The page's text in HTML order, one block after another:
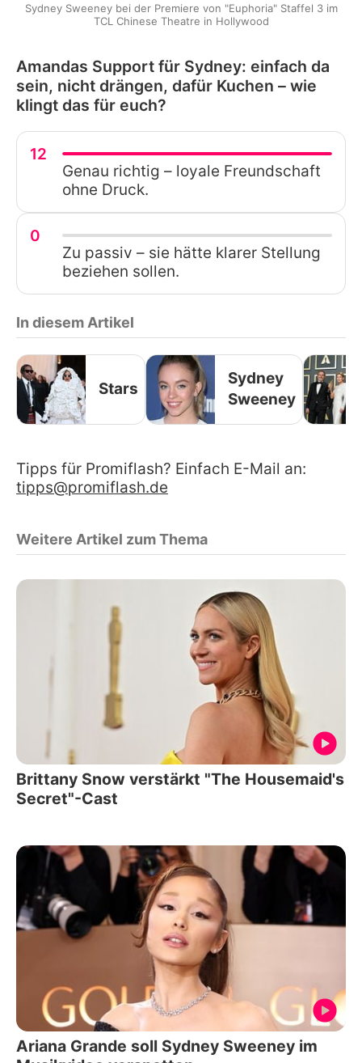
Sydney Sweeney bei der Premiere von "Euphoria" Staffel 3 im
TCL Chinese Theatre in Hollywood
Amandas Support für Sydney: einfach da
sein, nicht drängen, dafür Kuchen – wie
klingt das für euch?
12
Genau richtig – loyale Freundschaft
ohne Druck.
0
Zu passiv – sie hätte klarer Stellung
beziehen sollen.
In diesem Artikel
Stars
Sydney
Sweeney
Tipps für Promiflash? Einfach E-Mail an:
tipps@promiflash.de
Weitere Artikel zum Thema
Brittany Snow verstärkt "The Housemaid's
Secret"-Cast
Ariana Grande soll Sydney Sweeney im